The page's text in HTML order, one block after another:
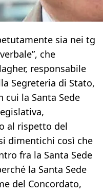
sia nei tg
che
responsabile
Segreteria di Stato,
la Santa Sede
al rispetto del
dimentichi così che
fra la Santa Sede
la Santa Sede
del Concordato,